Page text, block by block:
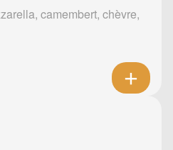
camembert, chèvre,